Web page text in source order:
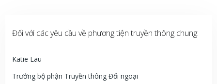
Đối với các yêu cầu về phương tiện truyền thông chung:
Katie Lau
Trưởng bộ phận Truyền thông Đối ngoại